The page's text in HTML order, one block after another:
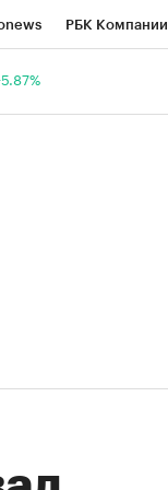
РБК Компании
Визионеры